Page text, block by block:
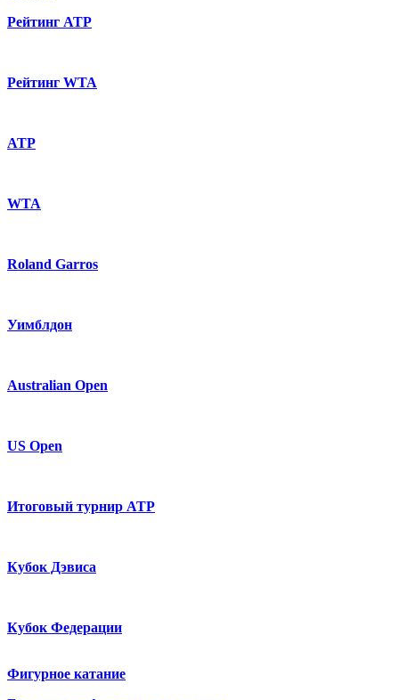
Рейтинг ATP
Рейтинг WTA
ATP
WTA
Roland Garros
Уимблдон
Australian Open
US Open
Итоговый турнир ATP
Кубок Дэвиса
Кубок Федерации
Фигурное катание